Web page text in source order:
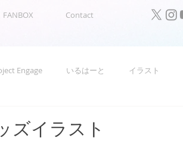
FANBOX Contact
Engage いるはーと イラスト
ズイラスト